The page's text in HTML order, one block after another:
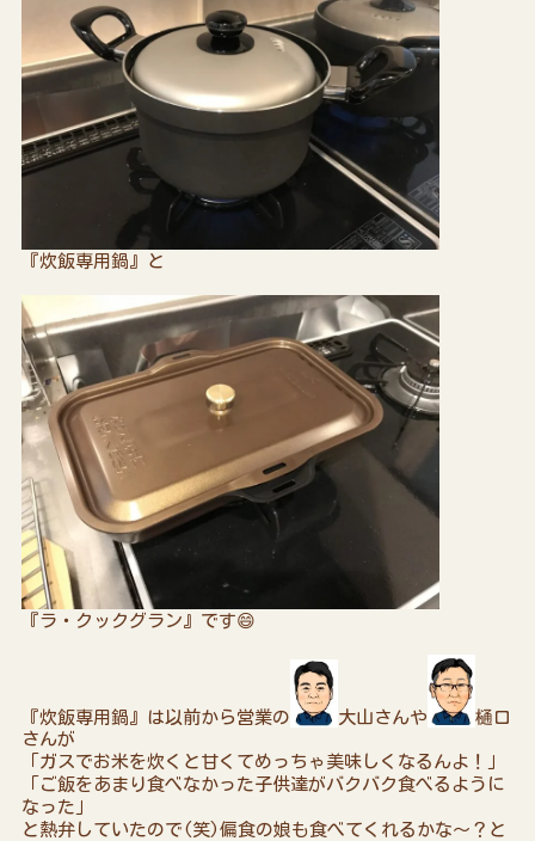
『炊飯専用鍋』と
『ラ・クックグラン』です😄
『炊飯専用鍋』は以前から営業の 大山さんや
樋口
さんが
「ガスでお米を炊くと甘くてめっちゃ美味しくなるんよ！」
「ご飯をあまり食べなかった子供達がバクバク食べるように
なった」
と熱弁していたので(笑)偏食の娘も食べてくれるかな～？と